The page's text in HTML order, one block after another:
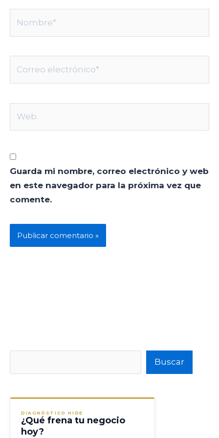
Guarda mi nombre, correo electrónico y web
en este navegador para la próxima vez que
comente.
Buscar
DIAGNÓSTICO HIDE
¿Qué frena tu negocio
hoy?